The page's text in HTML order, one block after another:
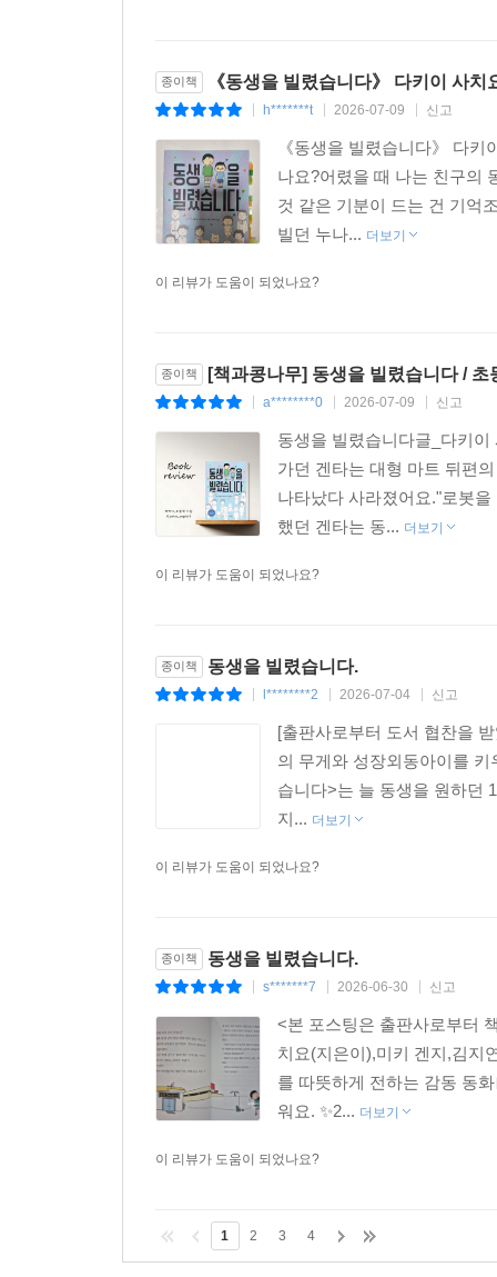
종이책 《동생을 빌렸습니다》 다키이 사
h*******t 2026-07-09 신고
《동생을 빌렸습니다》 다
나요?어렸을 때 나는 친구의
것 같은 기분이 드는 건 기억
빌던 누나... 더보기
이 리뷰가 도움이 되었나요?
종이책 [책과콩나무] 동생을 빌렸습니다 / 초
a********0 2026-07-09 신고
동생을 빌렸습니다글_다키
가던 겐타는 대형 마트 뒤편
나타났다 사라졌어요."로봇
했던 겐타는 동... 더보기
이 리뷰가 도움이 되었나요?
종이책 동생을 빌렸습니다.
l********2 2026-07-04 신고
[출판사로부터 도서 협찬을
의 무게와 성장외동아이를
습니다>는 늘 동생을 원하던
지... 더보기
이 리뷰가 도움이 되었나요?
종이책 동생을 빌렸습니다.
s*******7 2026-06-30 신고
<본 포스팅은 출판사로부터
치요(지은이),미키 겐지,김지
를 따뜻하게 전하는 감동 동
워요. ✨2... 더보기
이 리뷰가 도움이 되었나요?
1 2 3 4